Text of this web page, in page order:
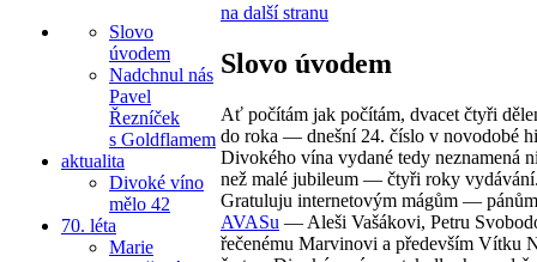
Slovo
úvodem
Nadchnul nás
Pavel
Řezníček
s Goldflamem
aktualita
Divoké víno
mělo 42
70. léta
Marie
na další stranu
Slovo úvodem
Ať počítám jak počítám, dvacet čtyři
do roka — dnešní 24. číslo v novodobé
Divokého vína vydané tedy neznamená
než malé jubileum — čtyři roky
Gratuluju internetovým mágům —
AVASu — Aleši Vašákovi, Petru
řečenému Marvinovi a především Vítku